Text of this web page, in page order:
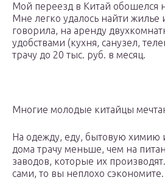
Мой переезд в Китай обошелся
Мне легко удалось найти жилье
говорила, на аренду
удобствами (кухня, санузел,
трачу до 20 тыс. руб. в месяц.
Многие молодые китайцы
На одежду, еду, бытовую химию
дома трачу меньше, чем на
заводов, которые их
сами, то вы неплохо сэкономите.